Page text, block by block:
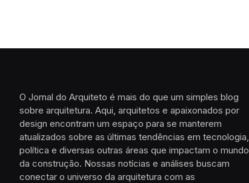
O Jornal do Arquiteto é mais do que um simples blog
sobre arquitetura. Aqui, arquitetos e apaixonados por
design encontram um espaço para se manterem
atualizados sobre as últimas tendências em tecnologia,
política e diversas outras áreas que impactam o mundo
da construção. Nossas notícias e análises buscam
conectar o universo da arquitetura com as